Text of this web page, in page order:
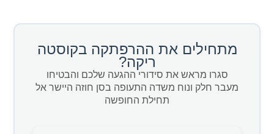
מתחילים את ההרפתקה בקוסטה
ריקה?
סגרו מראש את סידורי ההגעה שלכם והבטיחו
מעבר חלק ונוח משדה התעופה בסן חוזה היישר אל
תחילת החופשה